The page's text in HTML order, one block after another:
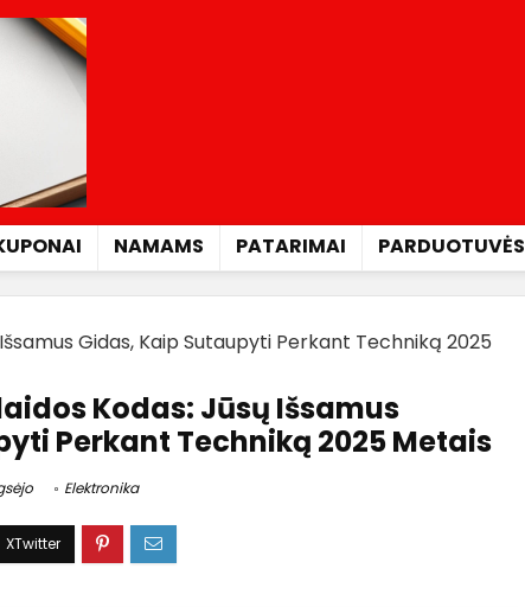
NAMAMS PATARIMAI PARDUOTUVĖS
Gidas, Kaip Sutaupyti Perkant Techniką 2025
Kodas: Jūsų Išsamus
Perkant Techniką 2025 Metais
Elektronika